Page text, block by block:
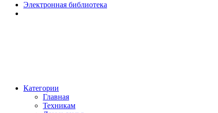
Электронная библиотека
Категории
Главная
Техникам